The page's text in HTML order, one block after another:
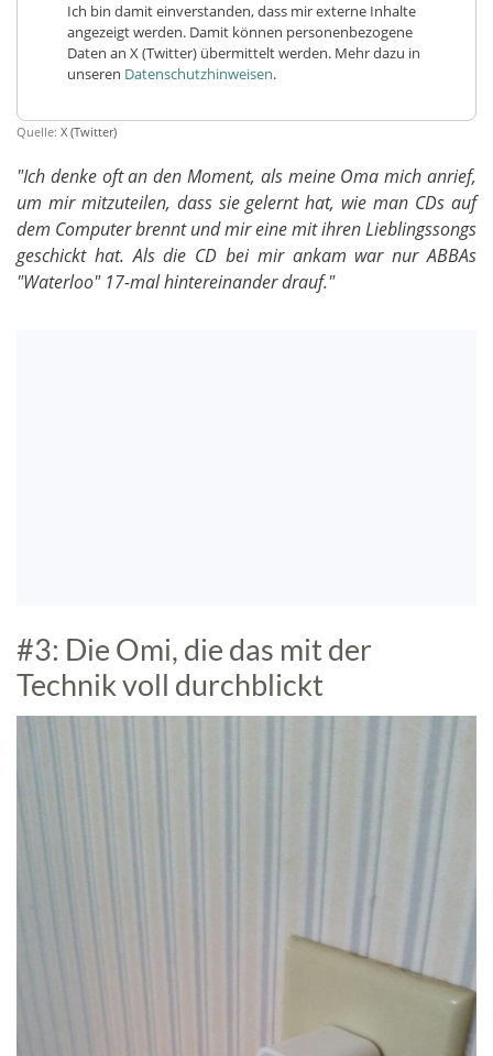
Ich bin damit einverstanden, dass mir externe Inhalte
angezeigt werden. Damit können personenbezogene
Daten an X (Twitter) übermittelt werden. Mehr dazu in
unseren Datenschutzhinweisen.
Quelle: X (Twitter)
"Ich denke oft an den Moment, als meine Oma mich anrief,
um mir mitzuteilen, dass sie gelernt hat, wie man CDs auf
dem Computer brennt und mir eine mit ihren Lieblingssongs
geschickt hat. Als die CD bei mir ankam war nur ABBAs
"Waterloo" 17-mal hintereinander drauf."
#3: Die Omi, die das mit der
Technik voll durchblickt